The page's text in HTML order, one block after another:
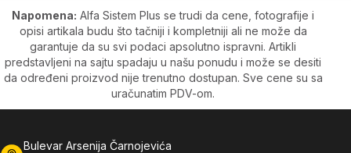
Napomena: Alfa Sistem Plus se trudi da cene, fotografije i
opisi artikala budu što tačniji i kompletniji ali ne može da
garantuje da su svi podaci apsolutno ispravni. Artikli
predstavljeni na sajtu spadaju u našu ponudu i može se desiti
da određeni proizvod nije trenutno dostupan. Sve cene su sa
uračunatim PDV-om.
Bulevar Arsenija Čarnojevića